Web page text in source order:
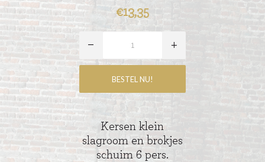
€13,35
Kersen klein
slagroom en brokjes
schuim 6 pers.